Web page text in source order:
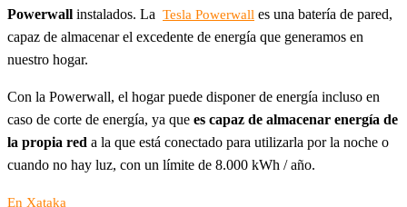
Powerwall instalados. La Tesla Powerwall es una batería de pared,
capaz de almacenar el excedente de energía que generamos en
nuestro hogar.
Con la Powerwall, el hogar puede disponer de energía incluso en
caso de corte de energía, ya que es capaz de almacenar energía de
la propia red a la que está conectado para utilizarla por la noche o
cuando no hay luz, con un límite de 8.000 kWh / año.
En Xataka